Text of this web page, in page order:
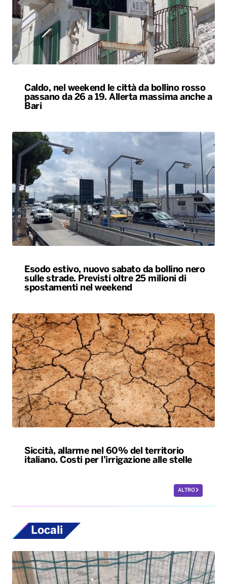
Caldo, nel weekend le città da bollino rosso
passano da 26 a 19. Allerta massima anche a
Bari
Esodo estivo, nuovo sabato da bollino nero
sulle strade. Previsti oltre 25 milioni di
spostamenti nel weekend
Siccità, allarme nel 60% del territorio
italiano. Costi per l’irrigazione alle stelle
ALTRO
Locali